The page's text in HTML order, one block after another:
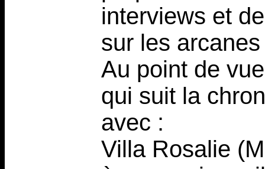
interviews et
sur les
Au point de
qui suit la
avec :
Villa Rosalie